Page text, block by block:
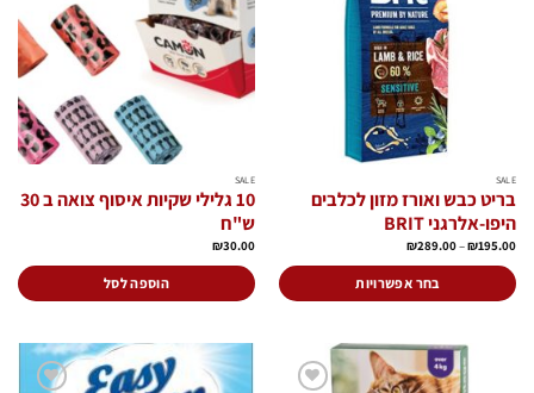
SALE
בריט כבש ואורז מזון לכלבים
היפו-אלרגני BRIT
₪195.00
–
₪289.00 טווח
⁦₪195.00⁩
עד
בחר אפשרויות
המשאלות
SALE
10 גלילי שקיות איסוף צואה ב 30
ש"ח
₪30.00
הוספה לסל